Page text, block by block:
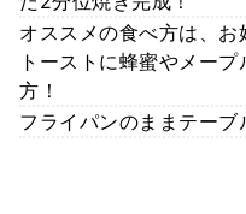
オススメの食べ方は、
トーストに蜂蜜やメー
方！
フライパンのままテーブ